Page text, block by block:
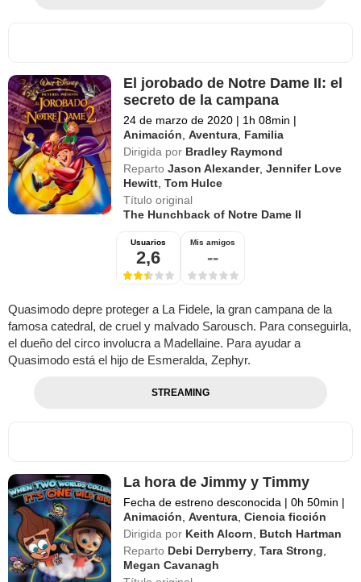
El jorobado de Notre Dame II: el
secreto de la campana
24 de marzo de 2020 | 1h 08min |
Animación ,Aventura Familia
Dirigida por Bradley Raymond
Reparto Jason Alexander,Jennifer Love
Hewitt ,Tom Hulce
Título original
The Hunchback of Notre Dame II
Usuarios
2,6
Mis amigos
--
Quasimodo depre proteger a La Fidele, la gran campana de la
famosa catedral, de cruel y malvado Sarousch. Para conseguirla,
el dueño del circo involucra a Madellaine. Para ayudar a
Quasimodo está el hijo de Esmeralda, Zephyr.
STREAMING
La hora de Jimmy y Timmy
Fecha de estreno desconocida | 0h 50min |
Animación ,Aventura ,Ciencia ficción
Dirigida por Keith Alcorn
Butch Hartman
Reparto Debi Derryberry ,Tara Strong
Megan Cavanagh